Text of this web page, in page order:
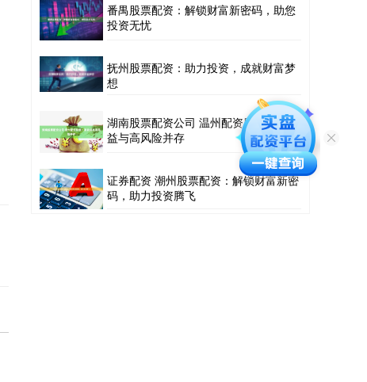
番禺股票配资：解锁财富新密码，助您
投资无忧
抚州股票配资：助力投资，成就财富梦
想
湖南股票配资公司 温州配资股票：高收
益与高风险并存
证券配资 潮州股票配资：解锁财富新密
码，助力投资腾飞